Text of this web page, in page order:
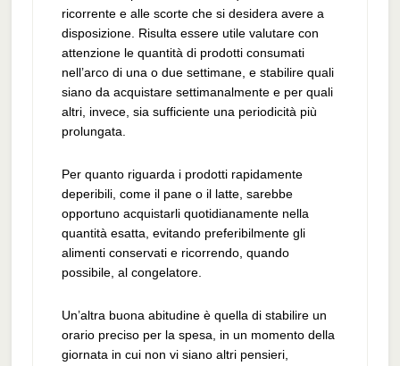
ricorrente e alle scorte che si desidera avere a
disposizione. Risulta essere utile valutare con
attenzione le quantità di prodotti consumati
nell’arco di una o due settimane, e stabilire quali
siano da acquistare settimanalmente e per quali
altri, invece, sia sufficiente una periodicità più
prolungata.
Per quanto riguarda i prodotti rapidamente
deperibili, come il pane o il latte, sarebbe
opportuno acquistarli quotidianamente nella
quantità esatta, evitando preferibilmente gli
alimenti conservati e ricorrendo, quando
possibile, al congelatore.
Un’altra buona abitudine è quella di stabilire un
orario preciso per la spesa, in un momento della
giornata in cui non vi siano altri pensieri,